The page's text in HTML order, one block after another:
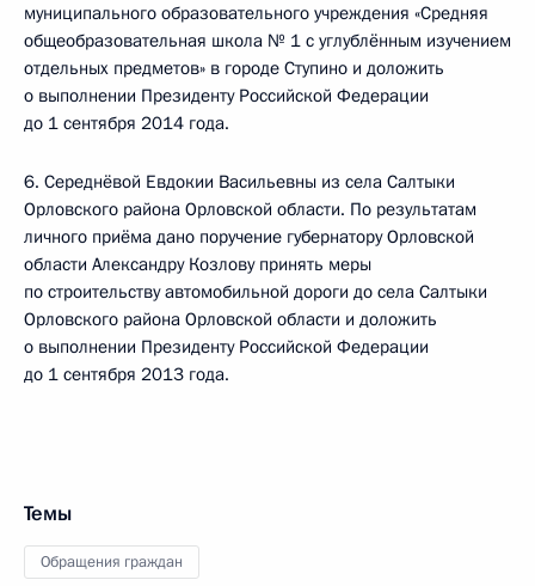
муниципального образовательного учреждения «Средняя
общеобразовательная школа № 1 с углублённым изучением
отдельных предметов» в городе Ступино и доложить
о выполнении Президенту Российской Федерации
до 1 сентября 2014 года.
6. Середнёвой Евдокии Васильевны из села Салтыки
Орловского района Орловской области. По результатам
личного приёма дано поручение губернатору Орловской
области Александру Козлову принять меры
по строительству автомобильной дороги до села Салтыки
Орловского района Орловской области и доложить
о выполнении Президенту Российской Федерации
до 1 сентября 2013 года.
Темы
Обращения граждан